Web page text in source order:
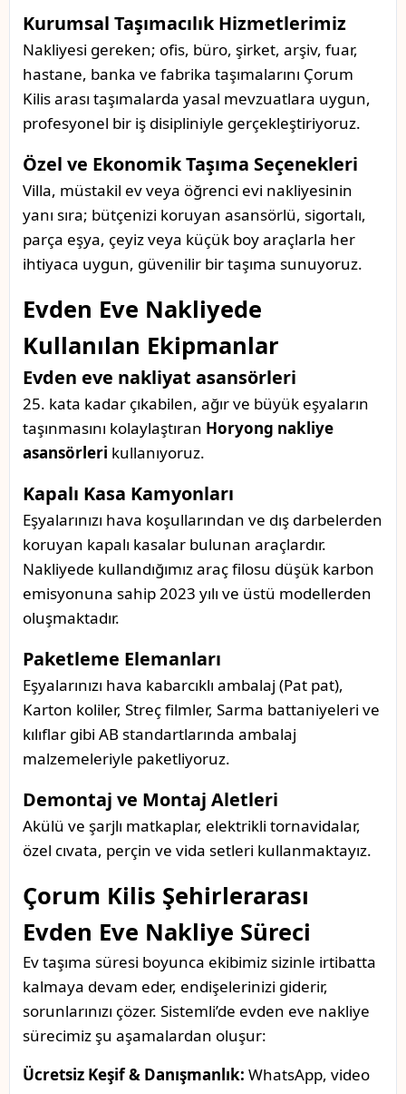
Kurumsal Taşımacılık Hizmetlerimiz
Nakliyesi gereken; ofis, büro, şirket, arşiv, fuar,
hastane, banka ve fabrika taşımalarını Çorum
Kilis arası taşımalarda yasal mevzuatlara uygun,
profesyonel bir iş disipliniyle gerçekleştiriyoruz.
Özel ve Ekonomik Taşıma Seçenekleri
Villa, müstakil ev veya öğrenci evi nakliyesinin
yanı sıra; bütçenizi koruyan asansörlü, sigortalı,
parça eşya, çeyiz veya küçük boy araçlarla her
ihtiyaca uygun, güvenilir bir taşıma sunuyoruz.
Evden Eve Nakliyede
Kullanılan Ekipmanlar
Evden eve nakliyat asansörleri
25. kata kadar çıkabilen, ağır ve büyük eşyaların
taşınmasını kolaylaştıran Horyong nakliye
asansörleri kullanıyoruz.
Kapalı Kasa Kamyonları
Eşyalarınızı hava koşullarından ve dış darbelerden
koruyan kapalı kasalar bulunan araçlardır.
Nakliyede kullandığımız araç filosu düşük karbon
emisyonuna sahip 2023 yılı ve üstü modellerden
oluşmaktadır.
Paketleme Elemanları
Eşyalarınızı hava kabarcıklı ambalaj (Pat pat),
Karton koliler, Streç filmler, Sarma battaniyeleri ve
kılıflar gibi AB standartlarında ambalaj
malzemeleriyle paketliyoruz.
Demontaj ve Montaj Aletleri
Akülü ve şarjlı matkaplar, elektrikli tornavidalar,
özel cıvata, perçin ve vida setleri kullanmaktayız.
Çorum Kilis Şehirlerarası
Evden Eve Nakliye Süreci
Ev taşıma süresi boyunca ekibimiz sizinle irtibatta
kalmaya devam eder, endişelerinizi giderir,
sorunlarınızı çözer. Sistemli’de evden eve nakliye
sürecimiz şu aşamalardan oluşur:
Ücretsiz Keşif & Danışmanlık: WhatsApp, video